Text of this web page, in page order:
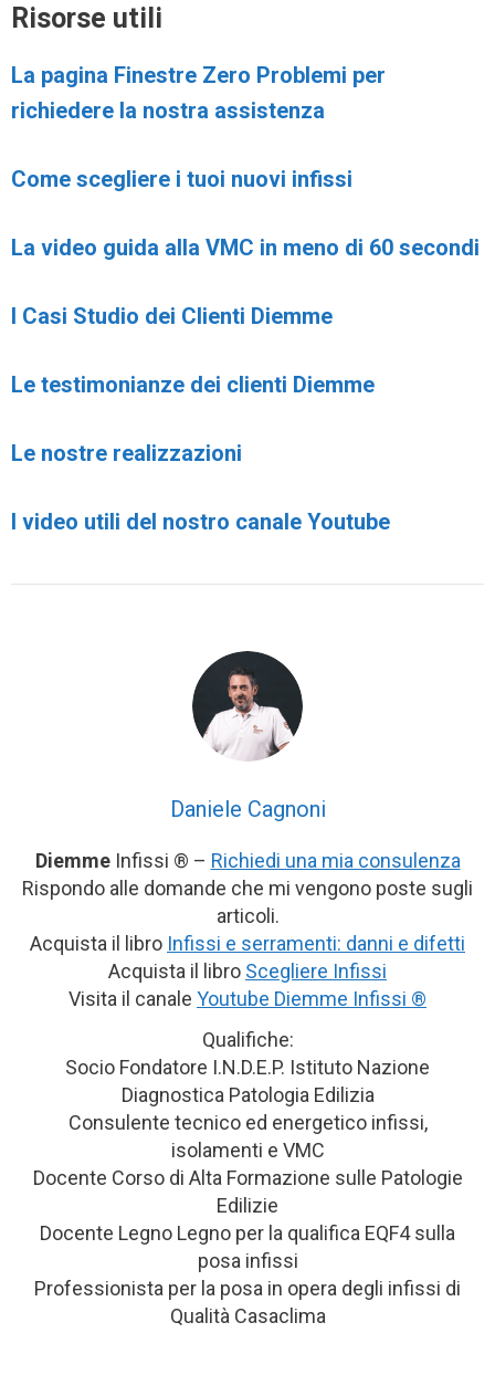
Risorse utili
La pagina Finestre Zero Problemi per
richiedere la nostra assistenza
Come scegliere i tuoi nuovi infissi
La video guida alla VMC in meno di 60 secondi
I Casi Studio dei Clienti Diemme
Le testimonianze dei clienti Diemme
Le nostre realizzazioni
I video utili del nostro canale Youtube
Daniele Cagnoni
Diemme Infissi ® – Richiedi una mia consulenza
Rispondo alle domande che mi vengono poste sugli
articoli.
Acquista il libro Infissi e serramenti: danni e difetti
Acquista il libro Scegliere Infissi
Visita il canale Youtube Diemme Infissi ®
Qualifiche:
Socio Fondatore I.N.D.E.P. Istituto Nazione
Diagnostica Patologia Edilizia
Consulente tecnico ed energetico infissi,
isolamenti e VMC
Docente Corso di Alta Formazione sulle Patologie
Edilizie
Docente Legno Legno per la qualifica EQF4 sulla
posa infissi
Professionista per la posa in opera degli infissi di
Qualità Casaclima